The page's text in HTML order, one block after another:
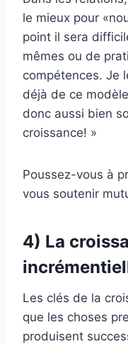
le mieux pour
point il sera
mêmes ou de
compétences. Je
déjà de ce
donc aussi bien
croissance! »
Poussez-vous à
vous soutenir
4) La
Les clés de la
que les choses
produisent